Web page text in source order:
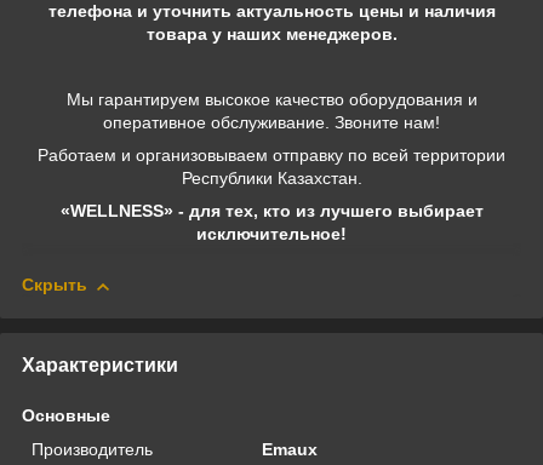
телефона и уточнить актуальность цены и наличия
товара у наших менеджеров.
Мы гарантируем высокое качество оборудования и
оперативное обслуживание. Звоните нам!
Работаем и организовываем отправку по всей территории
Республики Казахстан.
«WELLNESS» - для тех, кто из лучшего выбирает
исключительное!
Скрыть
Характеристики
Основные
Производитель
Emaux